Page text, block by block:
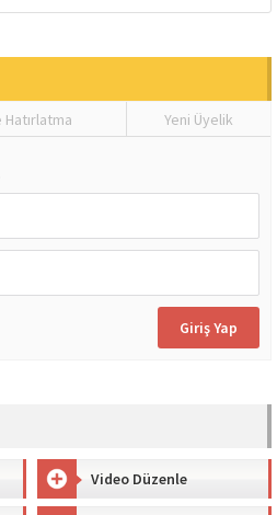
Hatırlatma Yeni Üyelik
Video Düzenle